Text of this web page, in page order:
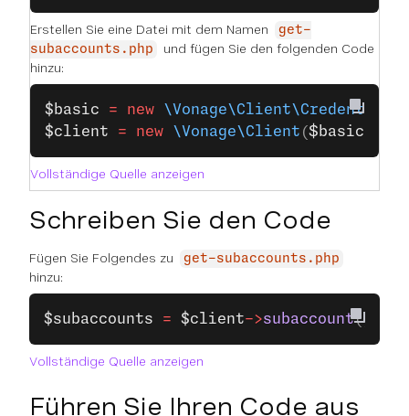
Erstellen Sie eine Datei mit dem Namen
get-
subaccounts.php
und fügen Sie den folgenden Code
hinzu:
$basic = new
$client = new \Vonage\Client ($basic
Vollständige Quelle anzeigen
Schreiben Sie den Code
Fügen Sie Folgendes zu get-subaccounts.php
hinzu:
$subaccounts = $client->subaccount()
Vollständige Quelle anzeigen
Führen Sie Ihren Code aus